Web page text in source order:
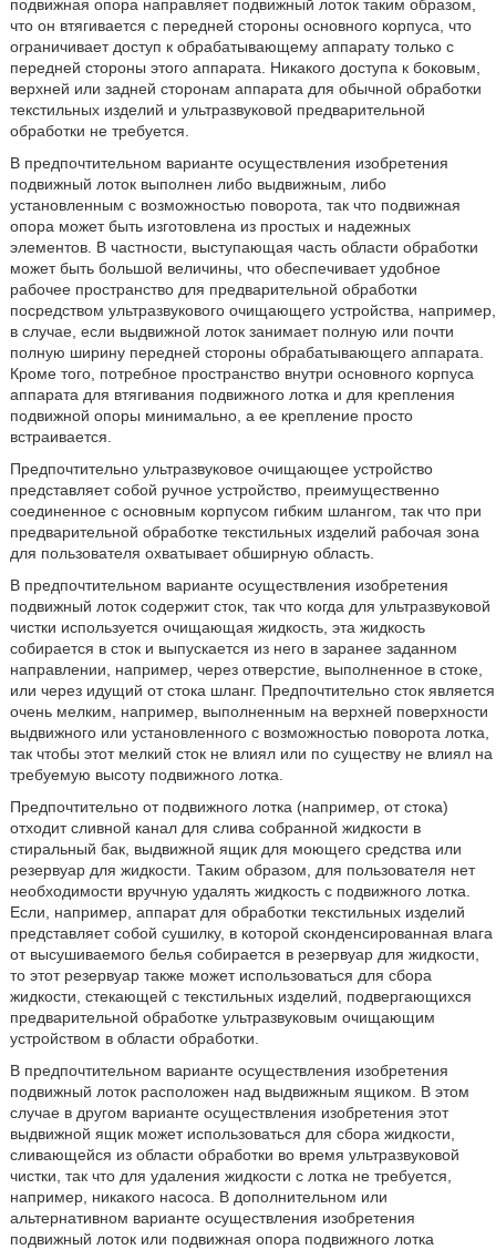
подвижная опора направляет подвижный лоток таким образом,
что он втягивается с передней стороны основного корпуса, что
ограничивает доступ к обрабатывающему аппарату только с
передней стороны этого аппарата. Никакого доступа к боковым,
верхней или задней сторонам аппарата для обычной обработки
текстильных изделий и ультразвуковой предварительной
обработки не требуется.
В предпочтительном варианте осуществления изобретения
подвижный лоток выполнен либо выдвижным, либо
установленным с возможностью поворота, так что подвижная
опора может быть изготовлена из простых и надежных
элементов. В частности, выступающая часть области обработки
может быть большой величины, что обеспечивает удобное
рабочее пространство для предварительной обработки
посредством ультразвукового очищающего устройства, например,
в случае, если выдвижной лоток занимает полную или почти
полную ширину передней стороны обрабатывающего аппарата.
Кроме того, потребное пространство внутри основного корпуса
аппарата для втягивания подвижного лотка и для крепления
подвижной опоры минимально, а ее крепление просто
встраивается.
Предпочтительно ультразвуковое очищающее устройство
представляет собой ручное устройство, преимущественно
соединенное с основным корпусом гибким шлангом, так что при
предварительной обработке текстильных изделий рабочая зона
для пользователя охватывает обширную область.
В предпочтительном варианте осуществления изобретения
подвижный лоток содержит сток, так что когда для ультразвуковой
чистки используется очищающая жидкость, эта жидкость
собирается в сток и выпускается из него в заранее заданном
направлении, например, через отверстие, выполненное в стоке,
или через идущий от стока шланг. Предпочтительно сток является
очень мелким, например, выполненным на верхней поверхности
выдвижного или установленного с возможностью поворота лотка,
так чтобы этот мелкий сток не влиял или по существу не влиял на
требуемую высоту подвижного лотка.
Предпочтительно от подвижного лотка (например, от стока)
отходит сливной канал для слива собранной жидкости в
стиральный бак, выдвижной ящик для моющего средства или
резервуар для жидкости. Таким образом, для пользователя нет
необходимости вручную удалять жидкость с подвижного лотка.
Если, например, аппарат для обработки текстильных изделий
представляет собой сушилку, в которой сконденсированная влага
от высушиваемого белья собирается в резервуар для жидкости,
то этот резервуар также может использоваться для сбора
жидкости, стекающей с текстильных изделий, подвергающихся
предварительной обработке ультразвуковым очищающим
устройством в области обработки.
В предпочтительном варианте осуществления изобретения
подвижный лоток расположен над выдвижным ящиком. В этом
случае в другом варианте осуществления изобретения этот
выдвижной ящик может использоваться для сбора жидкости,
сливающейся из области обработки во время ультразвуковой
чистки, так что для удаления жидкости с лотка не требуется,
например, никакого насоса. В дополнительном или
альтернативном варианте осуществления изобретения
подвижный лоток или подвижная опора подвижного лотка